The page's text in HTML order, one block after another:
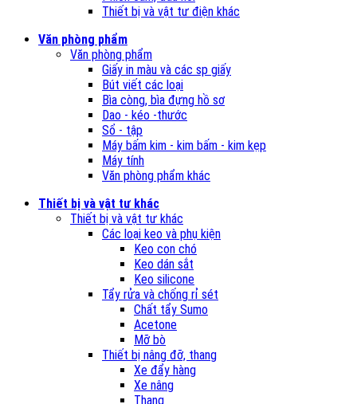
Thiết bị và vật tư điện khác
Văn phòng phẩm
Văn phòng phẩm
Giấy in màu và các sp giấy
Bút viết các loại
Bìa còng, bìa đựng hồ sơ
Dao - kéo -thước
Sổ - tập
Máy bấm kim - kim bấm - kim kẹp
Máy tính
Văn phòng phẩm khác
Thiết bị và vật tư khác
Thiết bị và vật tư khác
Các loại keo và phụ kiện
Keo con chó
Keo dán sắt
Keo silicone
Tẩy rửa và chống rỉ sét
Chất tẩy Sumo
Acetone
Mỡ bò
Thiết bị nâng đỡ, thang
Xe đẩy hàng
Xe nâng
Thang